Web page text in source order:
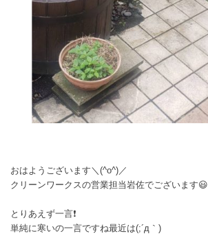
おはようございます＼(^o^)／
クリーンワークスの営業担当岩佐でございます😃
とりあえず一言❗
単純に寒いの一言ですね最近は(;´д｀)